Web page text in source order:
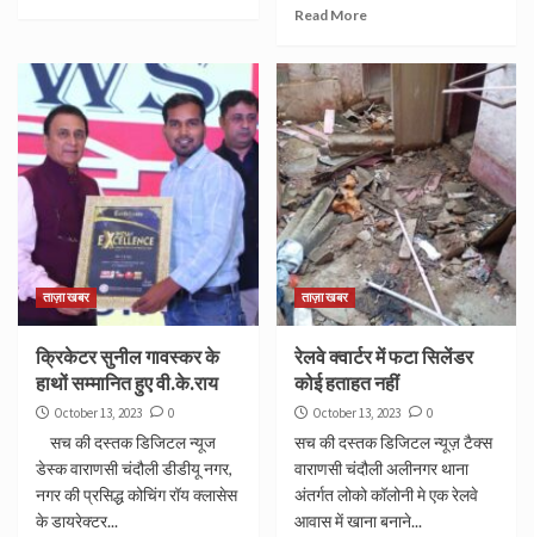
Read More
ताज़ा खबर
क्रिकेटर सुनील गावस्कर के
हाथों सम्मानित हुए वी.के.राय
October 13, 2023 0
सच की दस्तक डिजिटल न्यूज
डेस्क वाराणसी चंदौली डीडीयू नगर,
नगर की प्रसिद्ध कोचिंग रॉय क्लासेस
के डायरेक्टर...
ताज़ा खबर
रेलवे क्वार्टर में फटा सिलेंडर
कोई हताहत नहीं
October 13, 2023 0
सच की दस्तक डिजिटल न्यूज़ टैक्स
वाराणसी चंदौली अलीनगर थाना
अंतर्गत लोको कॉलोनी मे एक रेलवे
आवास में खाना बनाने...